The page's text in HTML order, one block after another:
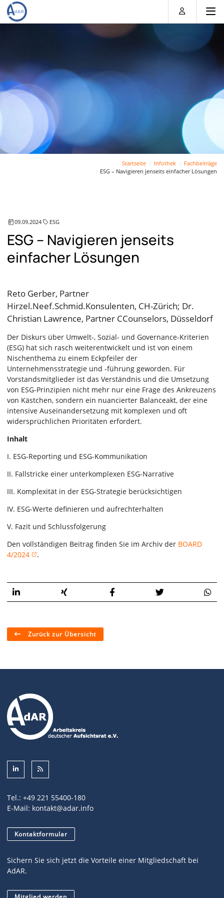
Direkt
zum
Inhalt
Direkt
zum
Hauptmenu
Direkt
zur
Suche
Direkt
zum
Footer
Startseite Infothek
Fachbeiträge
ESG – Navigieren jenseits einfacher Lösungen
09.09.2024 ESG
ESG – Navigieren jenseits
einfacher Lösungen
Reto Gerber, Partner
Hirzel.Neef.Schmid.Konsulenten, CH-Zürich; Dr.
Christian Lawrence, Partner CCounselors, Düsseldorf
Der Diskurs über Umwelt-, Sozial- und Governance-Kriterien
(ESG) hat sich rasch weiterentwickelt und ist von einem
Nischenthema zu einem Eckpfeiler der
Unternehmensstrategie und -führung geworden. Für
Vorstandsmitglieder ist das Verständnis und die Umsetzung
von ESG-Prinzipien nicht mehr nur eine Frage des Ankreuzens
von Kästchen, sondern ein nuancierter Balanceakt, der eine
intensive Auseinandersetzung mit komplexen und oft
widersprüchlichen Prioritäten erfordert.
Inhalt
I. ESG-Reporting und ESG-Kommunikation
II. Fallstricke einer unterkomplexen ESG-Narrative
III. Komplexität in der ESG-Strategie berücksichtigen
IV. ESG-Werte definieren und aufrechterhalten
V. Fazit und Schlussfolgerung
Den vollständigen Beitrag finden Sie im Archiv der BOARD
4/2024
.
Zurück zur Übersicht
Tel.: +49 221 55400-180
E-Mail: kontakt@adar.info
Kontaktformular
Sichern Sie sich jetzt die Vorteile einer Mitgliedschaft bei
AdAR.